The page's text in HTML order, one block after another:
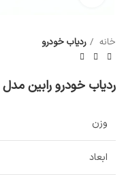
خانه ردیاب خودرو
ردیاب خودرو رابین مدل R980
وزن
ابعاد